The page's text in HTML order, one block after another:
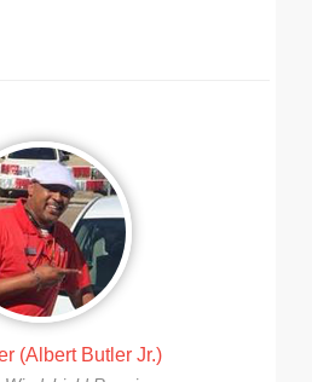
(Albert Butler Jr.)